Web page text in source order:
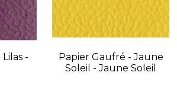
-
Papier Gaufré - Jaune
Soleil - Jaune Soleil